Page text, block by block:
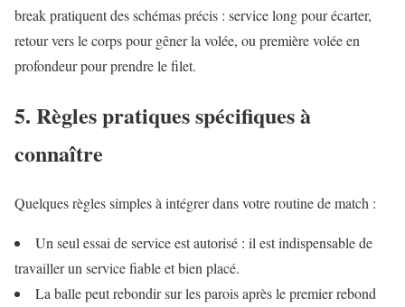
break pratiquent des schémas précis : service long pour écarter,
retour vers le corps pour gêner la volée, ou première volée en
profondeur pour prendre le filet.
5. Règles pratiques spécifiques à
connaître
Quelques règles simples à intégrer dans votre routine de match :
Un seul essai de service est autorisé : il est indispensable de
travailler un service fiable et bien placé.
La balle peut rebondir sur les parois après le premier rebond